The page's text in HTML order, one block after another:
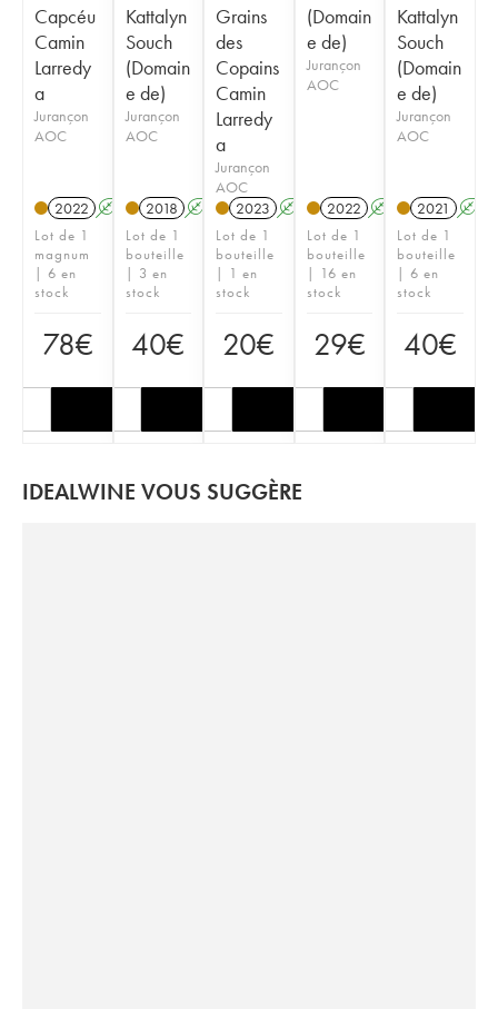
Capcéu
Camin
Larredy
a
Jurançon
AOC
2022 A
Lot de 1
magnum
| 6 en
stock
78€
Kattalyn
Souch
(Domain
e de)
Jurançon
AOC
2018 A
Lot de 1
bouteille
| 3 en
stock
40€
Grains
des
Copains
Camin
Larredy
a
Jurançon
AOC
2023 A
Lot de 1
bouteille
| 1 en
stock
20€
(Domain
e de)
Jurançon
AOC
2022 A
Lot de 1
bouteille
| 16 en
stock
29€
Kattalyn
Souch
(Domain
e de)
Jurançon
AOC
2021 A
Lot de 1
bouteille
| 6 en
stock
40€
IDEALWINE VOUS SUGGÈRE